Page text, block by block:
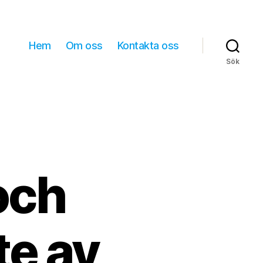
Hem Om oss Kontakta oss
Sök